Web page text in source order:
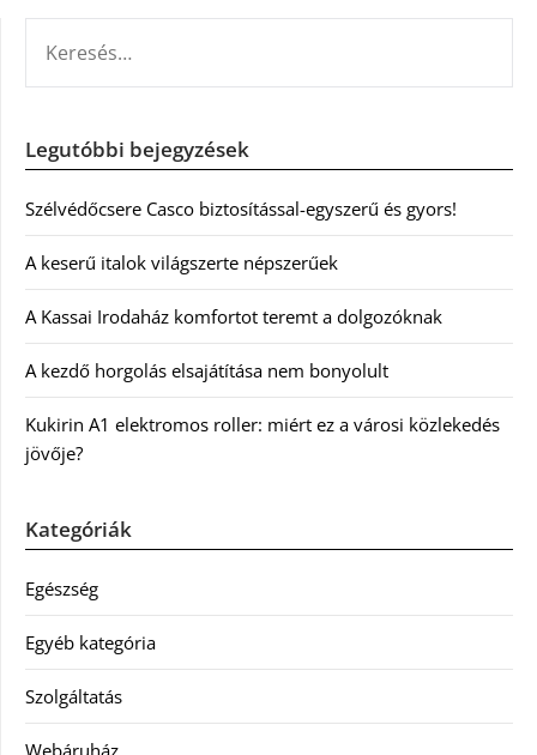
Legutóbbi bejegyzések
Szélvédőcsere Casco biztosítással-egyszerű és gyors!
A keserű italok világszerte népszerűek
A Kassai Irodaház komfortot teremt a dolgozóknak
A kezdő horgolás elsajátítása nem bonyolult
Kukirin A1 elektromos roller: miért ez a városi közlekedés
jövője?
Kategóriák
Egészség
Egyéb kategória
Szolgáltatás
Webáruház